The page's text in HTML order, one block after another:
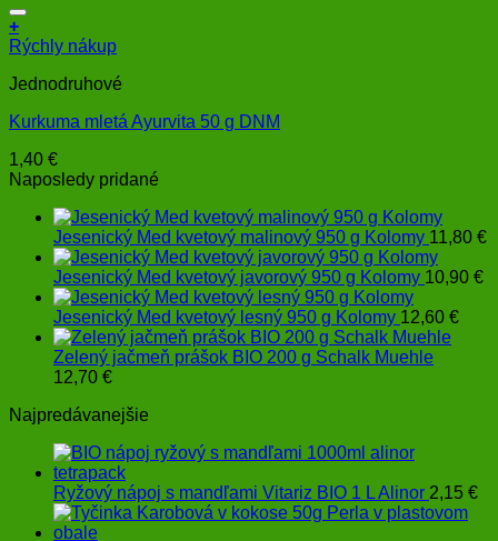
+
Rýchly nákup
Jednodruhové
Kurkuma mletá Ayurvita 50 g DNM
1,40 €
Naposledy pridané
Jesenický Med kvetový malinový 950 g Kolomy 11,80 €
Jesenický Med kvetový javorový 950 g Kolomy 10,90 €
Jesenický Med kvetový lesný 950 g Kolomy 12,60 €
Zelený jačmeň prášok BIO 200 g Schalk Muehle
12,70 €
Najpredávanejšie
Ryžový nápoj s mandľami Vitariz BIO 1 L Alinor 2,15 €